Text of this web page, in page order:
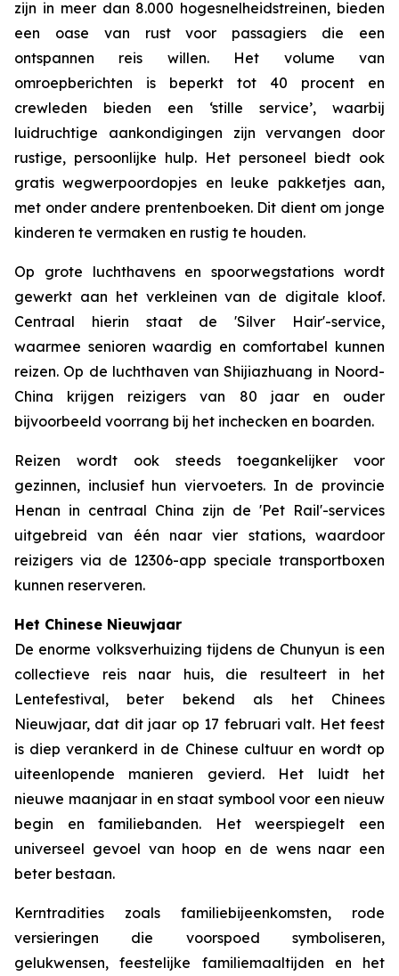
zijn in meer dan 8.000 hogesnelheidstreinen, bieden
een oase van rust voor passagiers die een
ontspannen reis willen. Het volume van
omroepberichten is beperkt tot 40 procent en
crewleden bieden een ‘stille service’, waarbij
luidruchtige aankondigingen zijn vervangen door
rustige, persoonlijke hulp. Het personeel biedt ook
gratis wegwerpoordopjes en leuke pakketjes aan,
met onder andere prentenboeken. Dit dient om jonge
kinderen te vermaken en rustig te houden.
Op grote luchthavens en spoorwegstations wordt
gewerkt aan het verkleinen van de digitale kloof.
Centraal hierin staat ​​de 'Silver Hair'-service,
waarmee senioren waardig en comfortabel kunnen
reizen. Op de luchthaven van Shijiazhuang in Noord-
China krijgen reizigers van 80 jaar en ouder
bijvoorbeeld voorrang bij het inchecken en boarden.
Reizen wordt ook steeds toegankelijker voor
gezinnen, inclusief hun viervoeters. In de provincie
Henan in centraal China zijn de 'Pet Rail'-services
uitgebreid van één naar vier stations, waardoor
reizigers via de 12306-app speciale transportboxen
kunnen reserveren.
Het Chinese Nieuwjaar
De enorme volksverhuizing tijdens de Chunyun is een
collectieve reis naar huis, die resulteert in het
Lentefestival, beter bekend als het Chinees
Nieuwjaar, dat dit jaar op 17 februari valt. Het feest
is diep verankerd in de Chinese cultuur en wordt op
uiteenlopende manieren gevierd. Het luidt het
nieuwe maanjaar in en staat symbool voor een nieuw
begin en familiebanden. Het weerspiegelt een
universeel gevoel van hoop en de wens naar een
beter bestaan.
Kerntradities zoals familiebijeenkomsten, rode
versieringen die voorspoed symboliseren,
gelukwensen, feestelijke familiemaaltijden en het